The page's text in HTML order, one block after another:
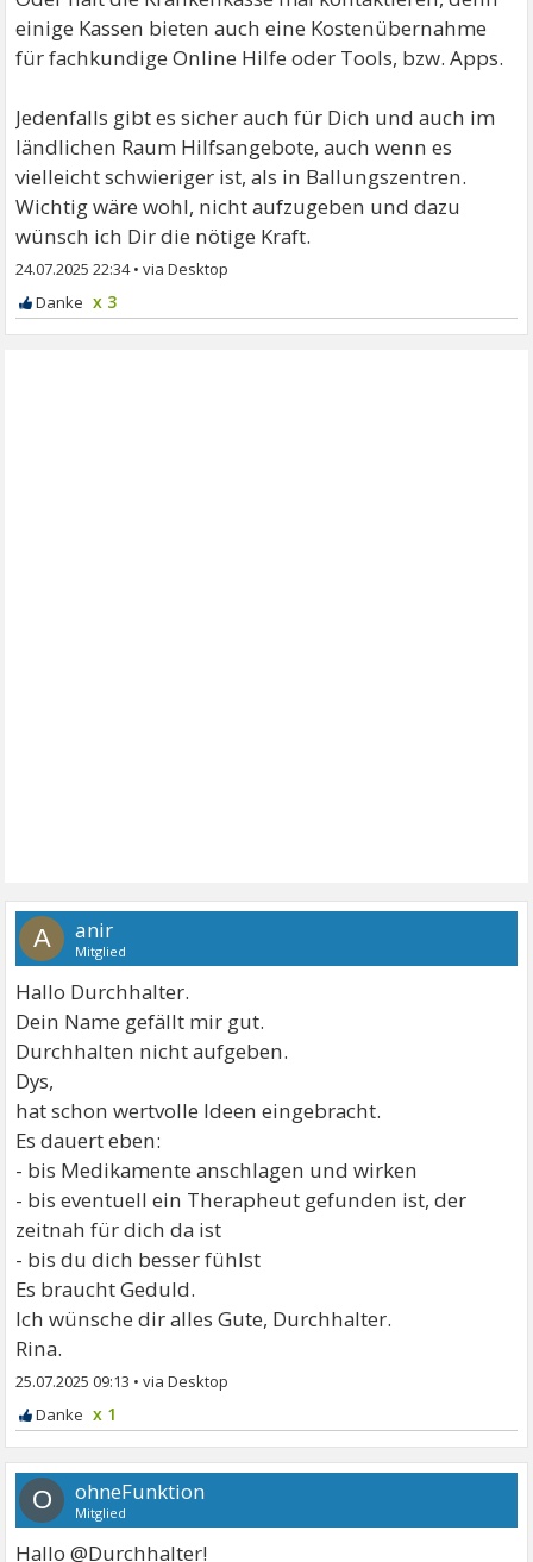
einige Kassen bieten auch eine Kostenübernahme
für fachkundige Online Hilfe oder Tools, bzw. Apps.
Jedenfalls gibt es sicher auch für Dich und auch im
ländlichen Raum Hilfsangebote, auch wenn es
vielleicht schwieriger ist, als in Ballungszentren.
Wichtig wäre wohl, nicht aufzugeben und dazu
wünsch ich Dir die nötige Kraft.
24.07.2025 22:34•
x 3
A anir
Mitglied
Hallo Durchhalter.
Dein Name gefällt mir gut.
Durchhalten nicht aufgeben.
Dys,
hat schon wertvolle Ideen eingebracht.
Es dauert eben:
- bis Medikamente anschlagen und wirken
- bis eventuell ein Therapheut gefunden ist, der
zeitnah für dich da ist
- bis du dich besser fühlst
Es braucht Geduld.
Ich wünsche dir alles Gute, Durchhalter.
Rina.
25.07.2025 09:13 •
x 1
O ohneFunktion
Mitglied
Hallo @Durchhalter!